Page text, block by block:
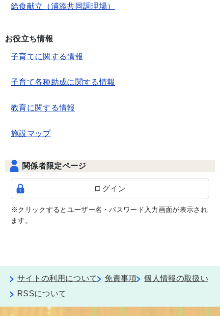
給食献立（浦添共同調理場）
お役立ち情報
子育てに関する情報
子育て各種助成に関する情報
教育に関する情報
施設マップ
関係者限定ページ
ログイン
※クリックするとユーザー名・パスワード入力画面が表示され
ます。
サイトの利用について 免責事項
個人情報の取扱い
RSSについて